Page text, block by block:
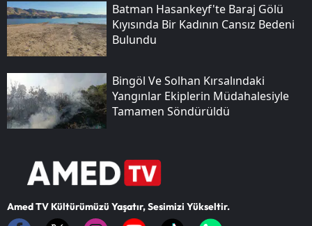
Batman Hasankeyf'te Baraj Gölü
Kıyısında Bir Kadının Cansız Bedeni
Bulundu
Bingöl Ve Solhan Kırsalındaki
Yangınlar Ekiplerin Müdahalesiyle
Tamamen Söndürüldü
Amed TV Kültürümüzü Yaşatır, Sesimizi Yükseltir.